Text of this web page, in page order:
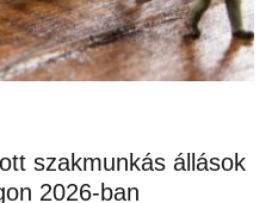
szakmunkás állások
2026-ban